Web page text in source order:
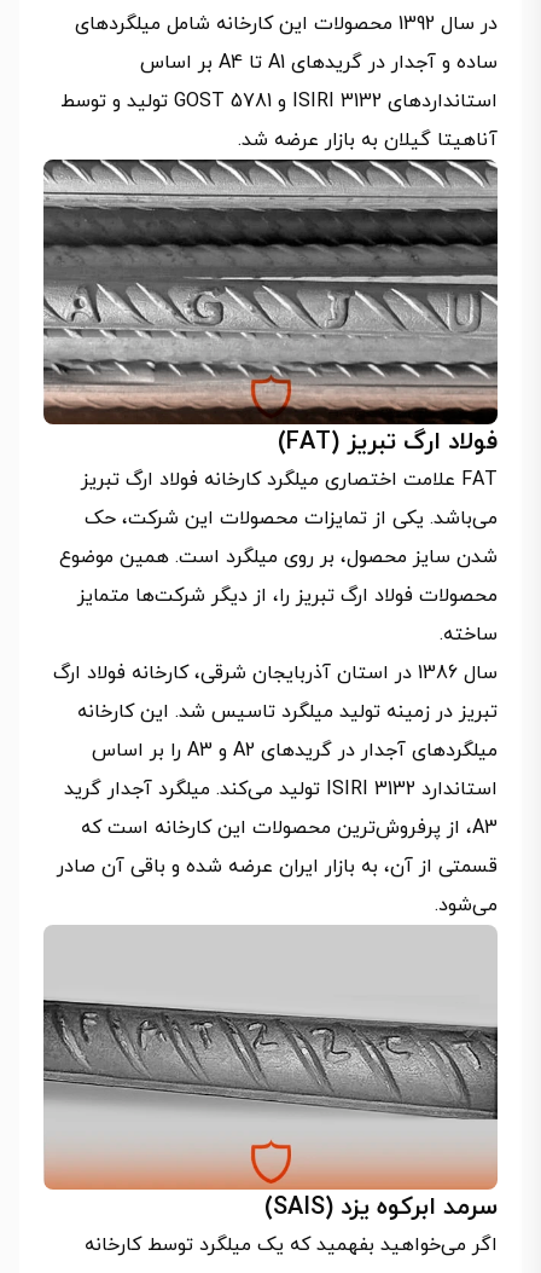
در سال 1392 محصولات این کارخانه شامل میلگردهای
ساده و آجدار در گریدهای A1 تا A4 بر اساس
استانداردهای ISIRI 3132 و GOST 5781 تولید و توسط
آناهیتا گیلان به بازار عرضه شد.
فولاد ارگ تبریز (FAT)
FAT علامت اختصاری میلگرد کارخانه فولاد ارگ تبریز
می‌باشد. یکی از تمایزات محصولات این شرکت، حک
شدن سایز محصول، بر روی میلگرد است. همین موضوع
محصولات فولاد ارگ تبریز را، از دیگر شرکت‌ها متمایز
ساخته.
سال 1386 در استان آذربایجان شرقی، کارخانه فولاد ارگ
تبریز در زمینه تولید میلگرد تاسیس شد. این کارخانه
میلگردهای آجدار در گریدهای A2 و A3 را بر اساس
استاندارد ISIRI 3132 تولید می‌کند. میلگرد آجدار گرید
A3، از پرفروش‌ترین محصولات این کارخانه است که
قسمتی از آن، به بازار ایران عرضه شده و باقی آن صادر
می‌شود.
سرمد ابرکوه یزد (SAIS)
اگر می‌خواهید بفهمید که یک میلگرد توسط کارخانه